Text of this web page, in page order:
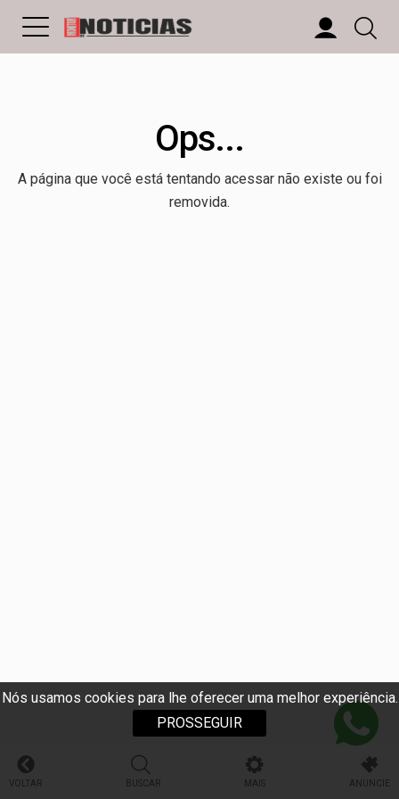
Nós usamos cookies para lhe oferecer uma melhor experiência.
PROSSEGUIR
Ops...
A página que você está tentando acessar não existe ou foi
removida.
VOLTAR BUSCAR MAIS ANUNCIE